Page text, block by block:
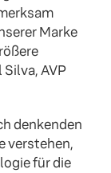
Marke
AVP
denkenden
verstehen,
für die